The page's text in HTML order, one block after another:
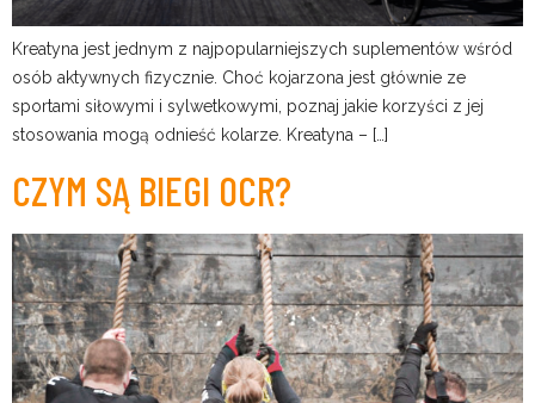
Kreatyna jest jednym z najpopularniejszych suplementów wśród
osób aktywnych fizycznie. Choć kojarzona jest głównie ze
sportami siłowymi i sylwetkowymi, poznaj jakie korzyści z jej
stosowania mogą odnieść kolarze. Kreatyna – […]
CZYM SĄ BIEGI OCR?